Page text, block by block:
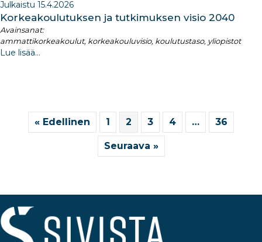
Julkaistu 15.4.2026
Korkeakoulutuksen ja tutkimuksen visio​ 2040
Avainsanat:
ammattikorkeakoulut, korkeakouluvisio, koulutustaso, yliopistot
Lue lisää...
« Edellinen 1 2 3 4 … 36
Seuraava »